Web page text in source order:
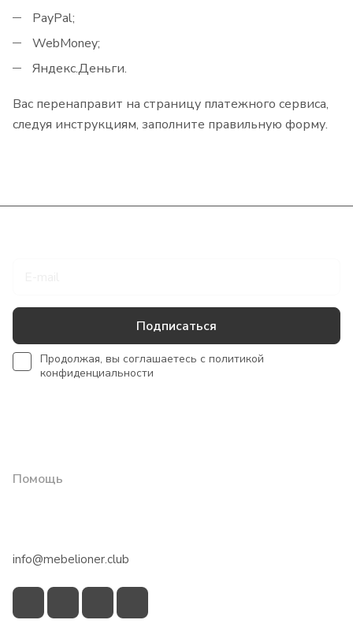
PayPal;
WebMoney;
Яндекс.Деньги.
Вас перенаправит на страницу платежного сервиса,
следуя инструкциям, заполните правильную форму.
Подписаться
Продолжая, вы соглашаетесь с политикой
конфиденциальности
Помощь
info@mebelioner.club